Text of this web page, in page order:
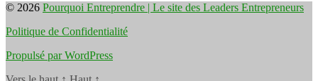
© 2026 Pourquoi Entreprendre | Le site des Leaders Entrepreneurs
Politique de Confidentialité
Propulsé par WordPress